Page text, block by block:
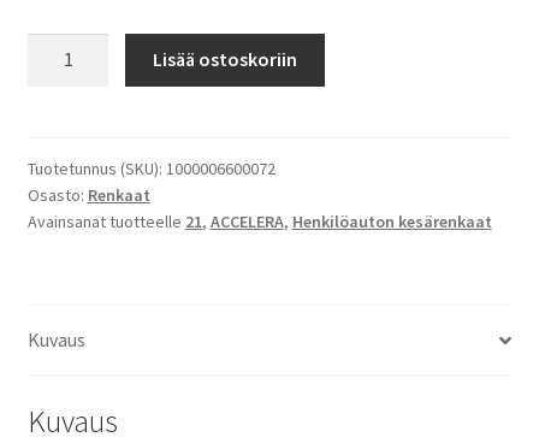
(T)
XL
määrä
Lisää ostoskoriin
Tuotetunnus (SKU): 1000006600072
Osasto: Renkaat
Avainsanat tuotteelle 21, ACCELERA, Henkilöauton kesärenkaat
Kuvaus
Kuvaus